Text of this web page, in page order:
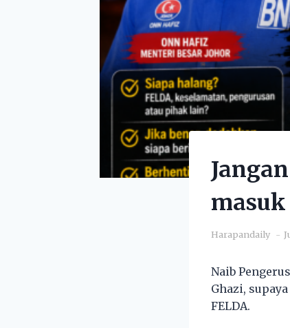
masuk
Harapandaily
Naib
Ghazi,
FELDA.